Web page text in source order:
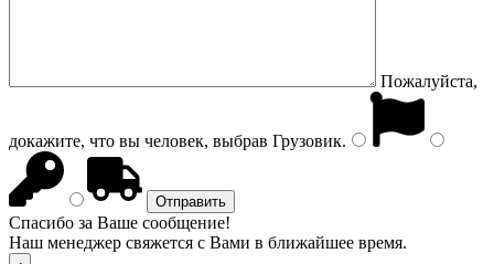
Пожалуйста,
докажите, что вы человек, выбрав Грузовик.
Спасибо за Ваше сообщение!
Наш менеджер свяжется с Вами в ближайшее время.